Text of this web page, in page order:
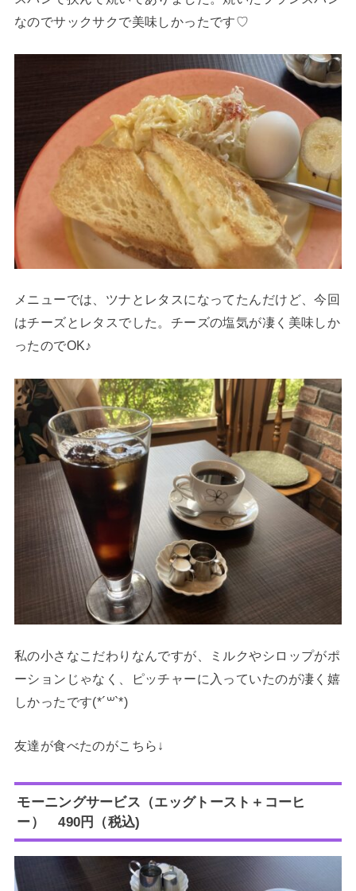
なのでサックサクで美味しかったです♡
メニューでは、ツナとレタスになってたんだけど、今回
はチーズとレタスでした。チーズの塩気が凄く美味しか
ったのでOK♪
私の小さなこだわりなんですが、ミルクやシロップがポ
ーションじゃなく、ピッチャーに入っていたのが凄く嬉
しかったです(*´꒳`*)
友達が食べたのがこちら↓
モーニングサービス（エッグトースト＋コーヒ
ー） 490円（税込)